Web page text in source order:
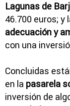
Lagunas de
46.700 euros; y
adecuación y
con una
Concluidas
en la pasarela
inversión de